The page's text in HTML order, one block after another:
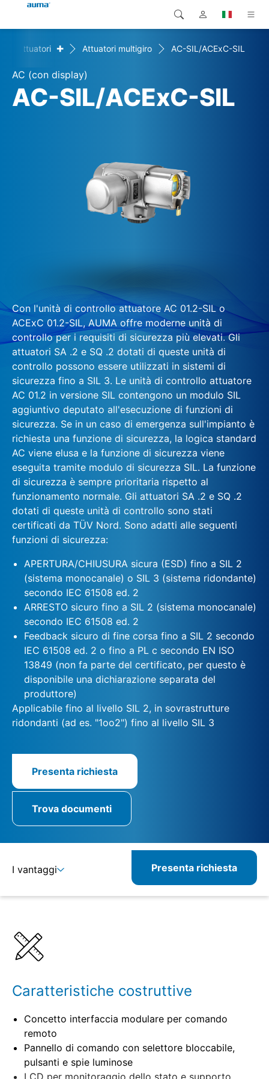
Prodotti
Soluzioni
Global
Europa
Ricerca
Attuatori + Attuatori multigiro AC-SIL/ACExC-SIL
AC (con display)
AC-SIL/ACExC-SIL
Con l'unità di controllo attuatore AC 01.2-SIL o
ACExC 01.2-SIL, AUMA offre moderne unità di
controllo per i requisiti di sicurezza più elevati. Gli
attuatori SA .2 e SQ .2 dotati di queste unità di
controllo possono essere utilizzati in sistemi di
sicurezza fino a SIL 3. Le unità di controllo attuatore
AC 01.2 in versione SIL contengono un modulo SIL
aggiuntivo deputato all'esecuzione di funzioni di
sicurezza. Se in un caso di emergenza sull'impianto è
richiesta una funzione di sicurezza, la logica standard
AC viene elusa e la funzione di sicurezza viene
eseguita tramite modulo di sicurezza SIL. La funzione
di sicurezza è sempre prioritaria rispetto al
funzionamento normale. Gli attuatori SA .2 e SQ .2
dotati di queste unità di controllo sono stati
certificati da TÜV Nord. Sono adatti alle seguenti
funzioni di sicurezza:
APERTURA/CHIUSURA sicura (ESD) fino a SIL 2
(sistema monocanale) o SIL 3 (sistema ridondante)
secondo IEC 61508 ed. 2
ARRESTO sicuro fino a SIL 2 (sistema monocanale)
secondo IEC 61508 ed. 2
Feedback sicuro di fine corsa fino a SIL 2 secondo
IEC 61508 ed. 2 o fino a PL c secondo EN ISO
13849 (non fa parte del certificato, per questo è
disponibile una dichiarazione separata del
produttore)
Applicabile fino al livello SIL 2, in sovrastrutture
ridondanti (ad es. "1oo2") fino al livello SIL 3
Presenta richiesta
Trova documenti
I vantaggi Presenta richiesta
Caratteristiche costruttive
Concetto interfaccia modulare per comando
remoto
Pannello di comando con selettore bloccabile,
pulsanti e spie luminose
LCD per monitoraggio dello stato e supporto